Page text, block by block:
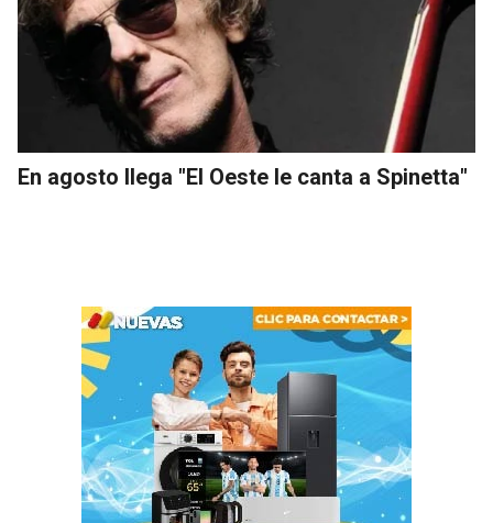
En agosto llega "El Oeste le canta a Spinetta"